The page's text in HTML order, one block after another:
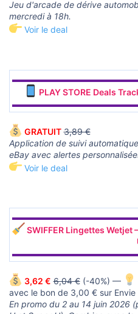
Jeu d'arcade de dérive
mercredi à 18h.
Voir le deal
PLAY STORE Deals
GRATUIT 3,89 €
Application de suivi
eBay avec alertes
Voir le deal
SWIFFER Lingettes Wetjet
3,62 € 6,04 €(-40%) —
avec le bon de 3,00 € sur Envie
En promo du 2 au 14 juin 2026